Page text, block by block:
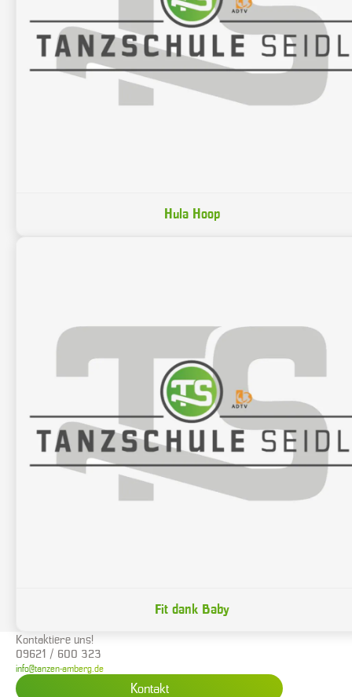
Hula Hoop
Fit dank Baby
Kontaktiere uns!
09621 / 600 323
info@tanzen-amberg.de
Kontakt